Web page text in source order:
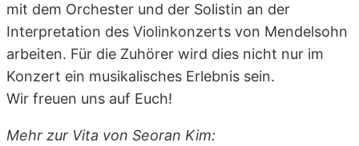
mit dem Orchester und der Solistin an der
Interpretation des Violinkonzerts von Mendelsohn
arbeiten. Für die Zuhörer wird dies nicht nur im
Konzert ein musikalisches Erlebnis sein.
Wir freuen uns auf Euch!
Mehr zur Vita von Seoran Kim: